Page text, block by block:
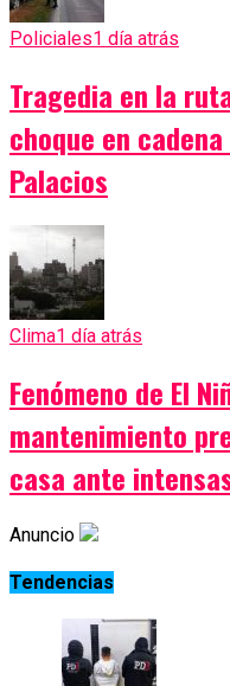
Policiales1 día atrás
Tragedia en la
choque en
Palacios
Clima1 día atrás
Fenómeno de El
mantenimiento
casa ante
Anuncio
Tendencias